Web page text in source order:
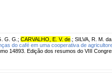
G. G. ; CARVALHO, E. V. de ; SILVA, R. M. da.
do café em uma cooperativa de
14893. Edição dos resumos do VIII